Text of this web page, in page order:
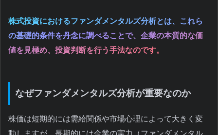
株式投資におけるファンダメンタルズ分析とは、これら
の基礎的条件を丹念に調べることで、企業の本質的な価
値を見極め、投資判断を行う手法なのです。
なぜファンダメンタルズ分析が重要なのか
株価は短期的には需給関係や市場心理によって大きく変
動しますが、長期的には企業の実力（ファンダメンタル